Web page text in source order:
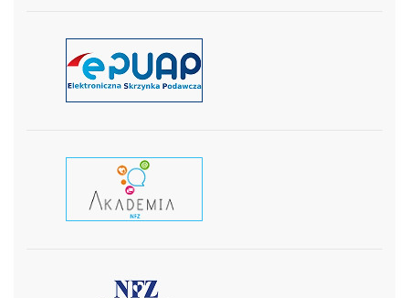
czytaj więcej